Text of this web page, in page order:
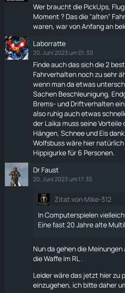
Wer braucht die PickUps,
Moment ? Das die "alten"
waren, war von Anfang an
Laborratte
20. Juni 2023 um 01:30
Finde auch das sich die 2
Fahrverhalten noch zu sehr
wenn man da etwas
Sachen Beschleunigung,
Brems- und Driftverhalten
also ruhig auch etwas
der Laika muss seine
Hängen, Schnee und Eis
Wolfsbuss wäre hier
Hippigurke für 6 Personen.
Dr Faust
20. Juni 2023 um 17:35
Zitat von Mike-312
In Computerspielen
Eine fast 20 Jahre alte
Nun da gehen die
die Waffe im RL .
Leider wäre das jetzt hier zu
einzugehen, ich bitte daher